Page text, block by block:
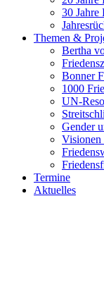
30 Jahre
Themen &
Bertha
Bonner
1000
UN-
Gender
Visionen
Termine
Aktuelles